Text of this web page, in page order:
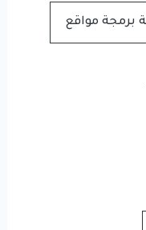
برمجة مواقع